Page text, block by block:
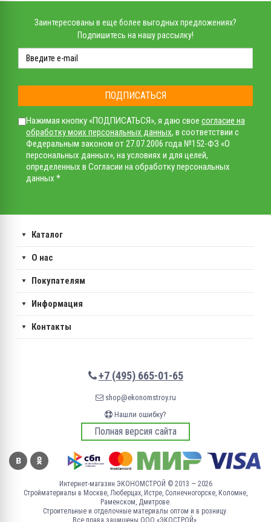
Заинтересованы в еще более выгодных предложениях?
Подпишитесь на нашу рассылку!
ПОДПИСАТЬСЯ
Нажимая кнопку «ПОДПИСАТЬСЯ», я даю свое согласие на
обработку моих персональных данных, в соответствии с
Федеральным законом от 27.07.2006 года №152-ФЗ «О
персональных данных», на условиях и для целей,
определенных в Согласии на обработку персональных
данных *
Каталог
О нас
Покупателям
Информация
Контакты
+7 (495) 665-01-65
shop@ekonomstroy.ru
Нашли ошибку?
Полная версия сайта
Интернет-магазин ЭКОНОМСТРОЙ © 2013 — 2026
Стройматериалы в Москве, Люберцах, Истре, Солнечногорске, Коломне,
Раменском, Дмитрове.
Строительные и отделочные материалы оптом и в розницу.
Все права защищены ООО «ЭКОСТРОЙ».